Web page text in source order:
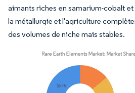
aimants riches en samarium-cobalt
la métallurgie et l'agriculture
des volumes de niche mais stables.